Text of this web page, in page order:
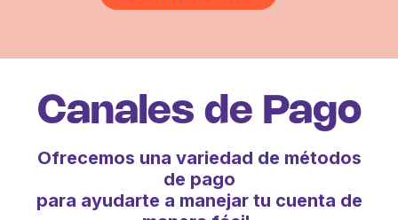
Canales de Pago
Ofrecemos una variedad de métodos
de pago
para ayudarte a manejar tu cuenta de